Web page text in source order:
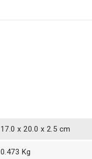
17.0 x 20.0 x 2.5 cm
0.473 Kg